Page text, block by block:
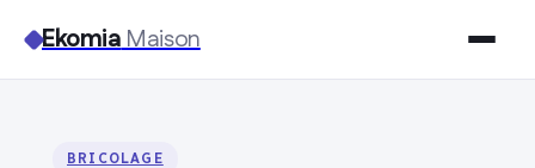
EkomiaMaison
BRICOLAGE